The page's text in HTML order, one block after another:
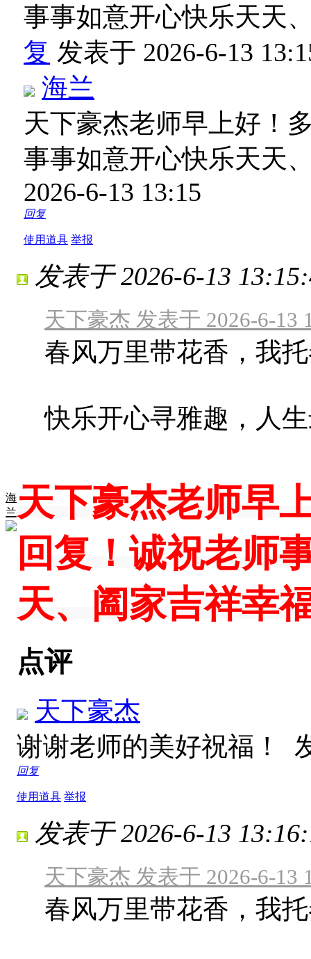
事事如意开心快乐天天
复 发表于 2026-6-13
海兰
天下豪杰老师早上好！
事事如意开心快乐天天
2026-6-13 13:15
回复
使用道具 举报
海
兰
发表于 2026-6-13
天下豪杰 发表于 2026-6-13
春风万里带花香，我
快乐开心寻雅趣，人
天下豪杰老师早
回复！诚祝老师
天、阖家吉祥幸
点评
天下豪杰
谢谢老师的美好祝福！
回复
使用道具 举报
发表于 2026-6-13
天下豪杰 发表于 2026-6-13
春风万里带花香，我